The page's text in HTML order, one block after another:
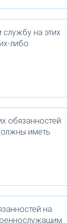
на этих
либо
обязанностей
иметь
на